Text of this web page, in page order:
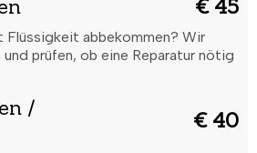
€ 45
Flüssigkeit abbekommen? Wir
prüfen, ob eine Reparatur nötig
/
€ 40